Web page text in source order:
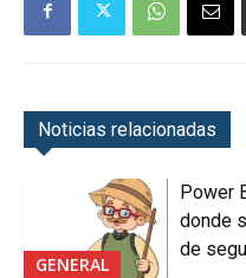
Noticias relacionadas
GENERAL
Power
donde
de